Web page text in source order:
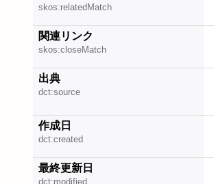
skos:relatedMatch
関連リンク
skos:closeMatch
出典
dct:source
作成日
dct:created
最終更新日
dct:modified